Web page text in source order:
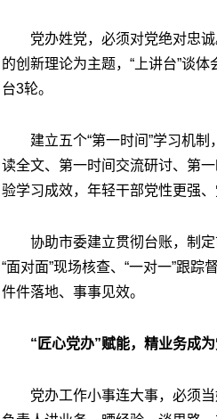
党办姓党，必须对党绝对忠
的创新理论为主题，“上讲台”谈
台3轮。
建立五个“第一时间”学习机
读全文、第一时间交流研讨、第
验学习成效，年轻干部党性更强、
协助市委建立贯彻台账，制
“面对面”现场核查、“一对一”跟踪
件件落地、事事见效。
“匠心党办”赋能，精业务成
党办工作小事连大事，必须